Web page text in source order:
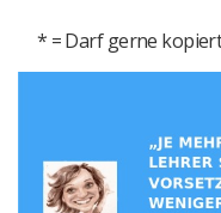
* = Darf gerne